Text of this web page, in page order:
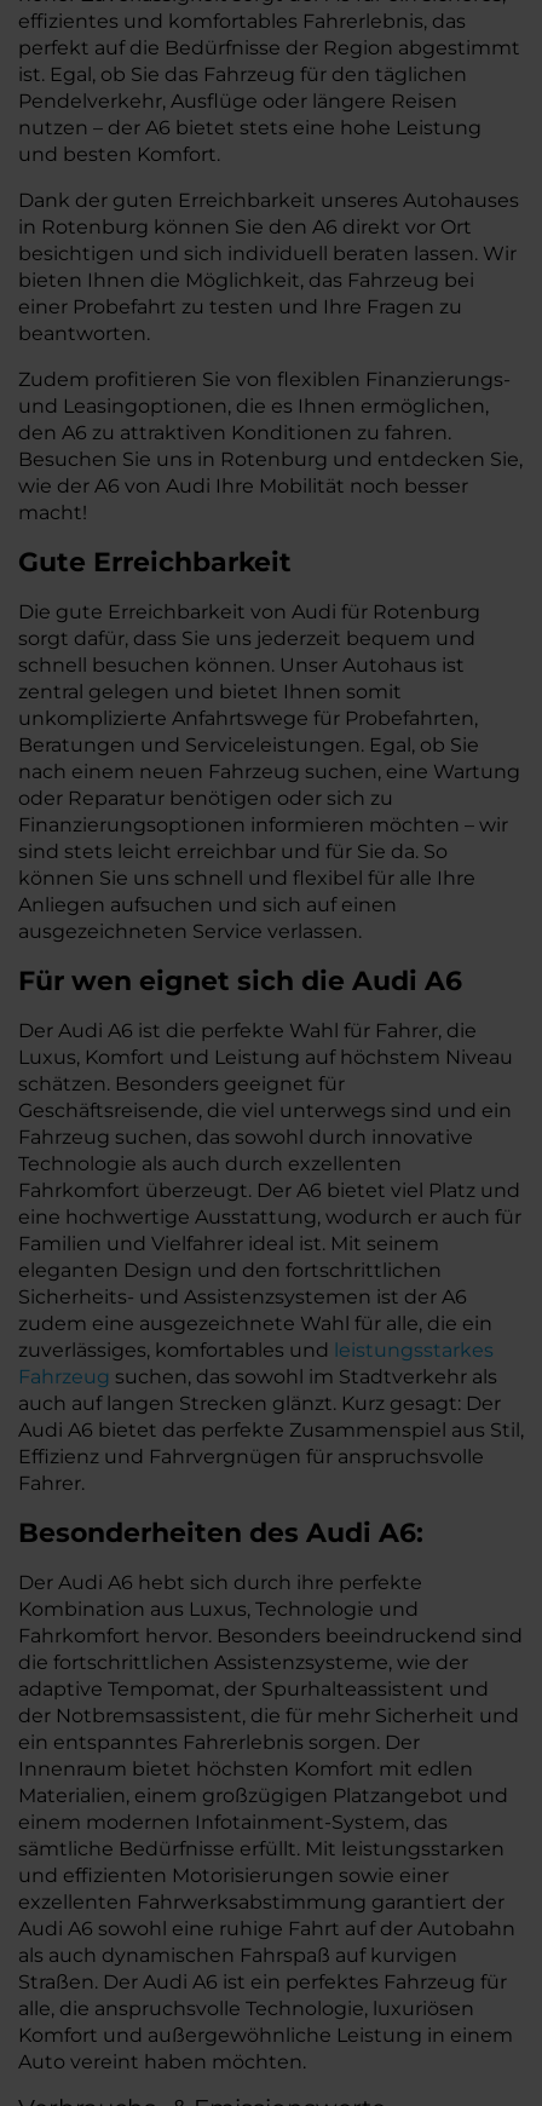
effizientes und komfortables Fahrerlebnis, das
perfekt auf die Bedürfnisse der Region abgestimmt
ist. Egal, ob Sie das Fahrzeug für den täglichen
Pendelverkehr, Ausflüge oder längere Reisen
nutzen – der A6 bietet stets eine hohe Leistung
und besten Komfort.
Dank der guten Erreichbarkeit unseres Autohauses
in Rotenburg können Sie den A6 direkt vor Ort
besichtigen und sich individuell beraten lassen. Wir
bieten Ihnen die Möglichkeit, das Fahrzeug bei
einer Probefahrt zu testen und Ihre Fragen zu
beantworten.
Zudem profitieren Sie von flexiblen Finanzierungs-
und Leasingoptionen, die es Ihnen ermöglichen,
den A6 zu attraktiven Konditionen zu fahren.
Besuchen Sie uns in Rotenburg und entdecken Sie,
wie der A6 von Audi Ihre Mobilität noch besser
macht!
Gute Erreichbarkeit
Die gute Erreichbarkeit von Audi für Rotenburg
sorgt dafür, dass Sie uns jederzeit bequem und
schnell besuchen können. Unser Autohaus ist
zentral gelegen und bietet Ihnen somit
unkomplizierte Anfahrtswege für Probefahrten,
Beratungen und Serviceleistungen. Egal, ob Sie
nach einem neuen Fahrzeug suchen, eine Wartung
oder Reparatur benötigen oder sich zu
Finanzierungsoptionen informieren möchten – wir
sind stets leicht erreichbar und für Sie da. So
können Sie uns schnell und flexibel für alle Ihre
Anliegen aufsuchen und sich auf einen
ausgezeichneten Service verlassen.
Für wen eignet sich die Audi A6
Der Audi A6 ist die perfekte Wahl für Fahrer, die
Luxus, Komfort und Leistung auf höchstem Niveau
schätzen. Besonders geeignet für
Geschäftsreisende, die viel unterwegs sind und ein
Fahrzeug suchen, das sowohl durch innovative
Technologie als auch durch exzellenten
Fahrkomfort überzeugt. Der A6 bietet viel Platz und
eine hochwertige Ausstattung, wodurch er auch für
Familien und Vielfahrer ideal ist. Mit seinem
eleganten Design und den fortschrittlichen
Sicherheits- und Assistenzsystemen ist der A6
zudem eine ausgezeichnete Wahl für alle, die ein
zuverlässiges, komfortables und leistungsstarkes
Fahrzeug suchen, das sowohl im Stadtverkehr als
auch auf langen Strecken glänzt. Kurz gesagt: Der
Audi A6 bietet das perfekte Zusammenspiel aus Stil,
Effizienz und Fahrvergnügen für anspruchsvolle
Fahrer.
Besonderheiten des Audi A6:
Der Audi A6 hebt sich durch ihre perfekte
Kombination aus Luxus, Technologie und
Fahrkomfort hervor. Besonders beeindruckend sind
die fortschrittlichen Assistenzsysteme, wie der
adaptive Tempomat, der Spurhalteassistent und
der Notbremsassistent, die für mehr Sicherheit und
ein entspanntes Fahrerlebnis sorgen. Der
Innenraum bietet höchsten Komfort mit edlen
Materialien, einem großzügigen Platzangebot und
einem modernen Infotainment-System, das
sämtliche Bedürfnisse erfüllt. Mit leistungsstarken
und effizienten Motorisierungen sowie einer
exzellenten Fahrwerksabstimmung garantiert der
Audi A6 sowohl eine ruhige Fahrt auf der Autobahn
als auch dynamischen Fahrspaß auf kurvigen
Straßen. Der Audi A6 ist ein perfektes Fahrzeug für
alle, die anspruchsvolle Technologie, luxuriösen
Komfort und außergewöhnliche Leistung in einem
Auto vereint haben möchten.